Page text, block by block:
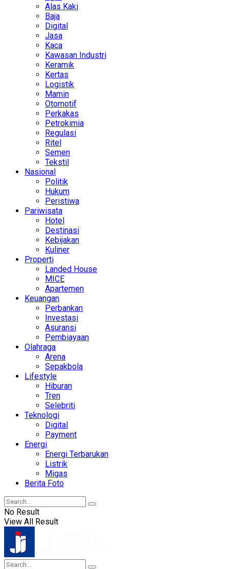
Alas Kaki
Baja
Digital
Jasa
Kaca
Kawasan Industri
Keramik
Kertas
Logistik
Mamin
Otomotif
Perkakas
Petrokimia
Regulasi
Ritel
Semen
Tekstil
Nasional
Politik
Hukum
Peristiwa
Pariwisata
Hotel
Destinasi
Kebijakan
Kuliner
Properti
Landed House
MICE
Apartemen
Keuangan
Perbankan
Investasi
Asuransi
Pembiayaan
Olahraga
Arena
Sepakbola
Lifestyle
Hiburan
Tren
Selebriti
Teknologi
Digital
Payment
Energi
Energi Terbarukan
Listrik
Migas
Berita Foto
No Result
View All Result